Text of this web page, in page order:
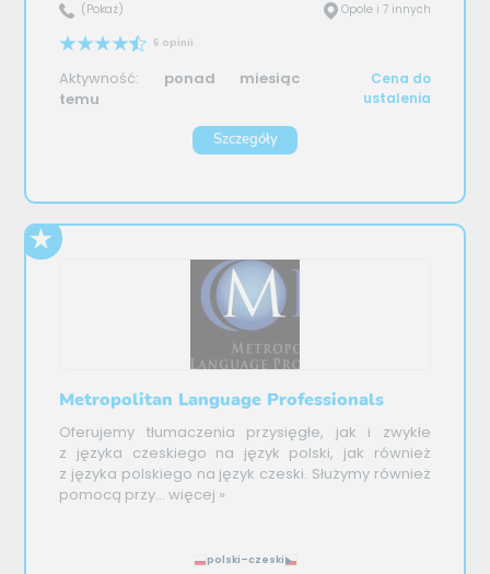
(Pokaż) Opole i 7 innych
6 opinii
Aktywność: ponad miesiąc
temu
Cena do
ustalenia
Szczegóły
Metropolitan Language Professionals
Oferujemy tłumaczenia przysięgłe, jak i zwykłe
z języka czeskiego na język polski, jak również
z języka polskiego na język czeski. Służymy również
pomocą przy... więcej »
polski–czeski